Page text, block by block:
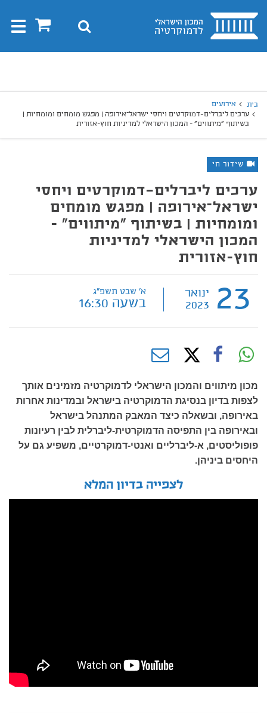
בית 0 חיפוש
בית
אירועים
ערכים ליברלים־דמוקרטים ויחסי ישראל–אירופה | מפגש מומחים ומומחיות |
בשיתוף "מיתווים" - המכון הישראלי למדיניות חוץ-אזורית
שידור חי
ערכים ליברלים־דמוקרטים ויחסי
ישראל–אירופה | מפגש מומחים
ומומחיות | בשיתוף "מיתווים" -
המכון הישראלי למדיניות
חוץ-אזורית
23
ינואר
2023
א' שבט תשפ"ג
בשעה 16:30
מכון מיתווים והמכון הישראלי לדמוקרטיה מזמינים אותך
לצפות בדיון בנסיגת הדמוקרטיה בישראל ובמדינות אחרות
באירופה, ובשאלה כיצד המאבק המתנהל בישראל
ובאירופה בין התפיסה הדמוקרטית-ליברלית לבין רעיונות
פופוליסטים, א-ליברליים ואנטי-דמוקרטיים, משפיע גם על
היחסים ביניהן.
לצפייה בדיון המלא